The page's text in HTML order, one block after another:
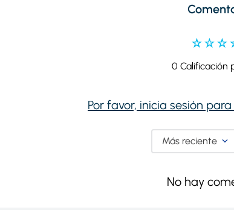
☆☆☆
0 Calificación
Por favor, inicia sesión
Más reciente
No hay